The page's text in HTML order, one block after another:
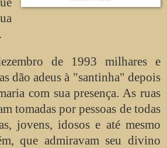
de 1993 milhares e
dão adeus à "santinha" depois
com sua presença. As ruas
tomadas por pessoas de todas
jovens, idosos e até mesmo
que admiravam seu divino